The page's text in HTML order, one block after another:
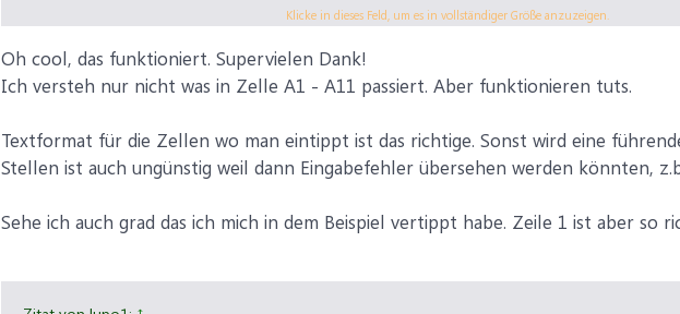
und der Zelle das Standardformat zuweisen. Danach die Formel nach unten kopieren.
Klicke in dieses Feld, um es in vollständiger Größe anzuzeigen.
Oh cool, das funktioniert. Supervielen Dank!
Ich versteh nur nicht was in Zelle A1 - A11 passiert. Aber funktionieren tuts.
Textformat für die Zellen wo man eintippt ist das richtige. Sonst wird eine
Stellen ist auch ungünstig weil dann Eingabefehler übersehen werden könnten,
Sehe ich auch grad das ich mich in dem Beispiel vertippt habe. Zeile 1 ist aber so